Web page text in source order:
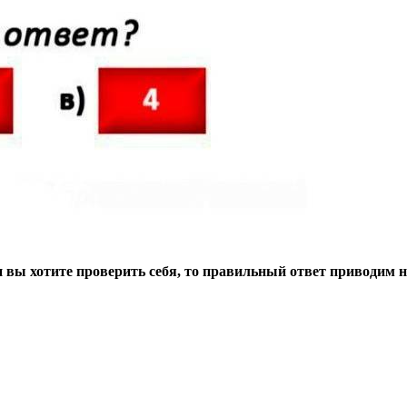
вы хотите проверить себя, то правильный ответ приводим